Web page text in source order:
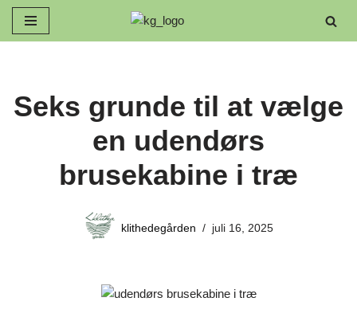
Spring
Seks grunde til at vælge
en udendørs
brusekabine i træ
klithedegården juli 16, 2025